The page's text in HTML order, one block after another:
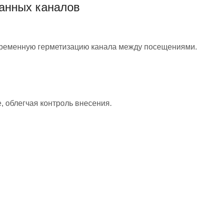
каналов
герметизацию канала между посещениями.
контроль внесения.